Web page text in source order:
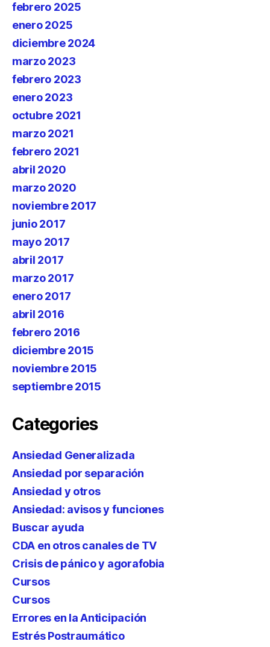
febrero 2025
enero 2025
diciembre 2024
marzo 2023
febrero 2023
enero 2023
octubre 2021
marzo 2021
febrero 2021
abril 2020
marzo 2020
noviembre 2017
junio 2017
mayo 2017
abril 2017
marzo 2017
enero 2017
abril 2016
febrero 2016
diciembre 2015
noviembre 2015
septiembre 2015
Categories
Ansiedad Generalizada
Ansiedad por separación
Ansiedad y otros
Ansiedad: avisos y funciones
Buscar ayuda
CDA en otros canales de TV
Crisis de pánico y agorafobia
Cursos
Cursos
Errores en la Anticipación
Estrés Postraumático